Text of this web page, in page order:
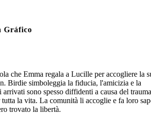
Gráfico
che Emma regala a Lucille per accogliere la
Birdie simboleggia la fiducia, l'amicizia e la
arrivati sono spesso diffidenti a causa del
la vita. La comunità li accoglie e fa loro
trovato la libertà.